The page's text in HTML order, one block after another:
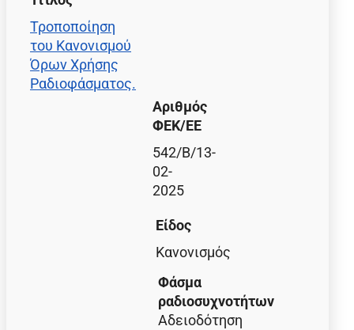
Τροποποίηση
του Κανονισμού
Όρων Χρήσης
Ραδιοφάσματος.
Αριθμός
ΦΕΚ/EE
542/B/13-
02-
2025
Είδος
Κανονισμός
Φάσμα
ραδιοσυχνοτήτων
Αδειοδότηση